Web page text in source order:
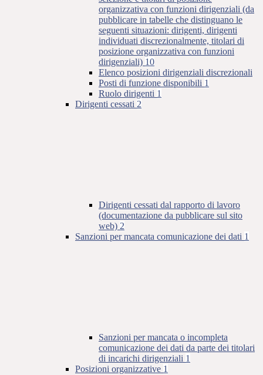
organizzativa con funzioni dirigenziali (da
pubblicare in tabelle che distinguano le
seguenti situazioni: dirigenti, dirigenti
individuati discrezionalmente, titolari di
posizione organizzativa con funzioni
dirigenziali) 10
Elenco posizioni dirigenziali discrezionali
Posti di funzione disponibili 1
Ruolo dirigenti 1
Dirigenti cessati 2
Dirigenti cessati dal rapporto di lavoro
(documentazione da pubblicare sul sito
web) 2
Sanzioni per mancata comunicazione dei dati 1
Sanzioni per mancata o incompleta
comunicazione dei dati da parte dei titolari
di incarichi dirigenziali 1
Posizioni organizzative 1